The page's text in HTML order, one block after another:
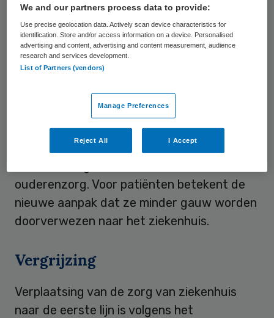
specialisten in de vorm van een zogenoemd
meekijkconsult. Zo mogelijk voeren
huisartsen onder begeleiding van een
specialist eenvoudige ingrepen zelf uit.
De overheveling van zorg naar de eerste lijn
is onder meer van toepassing op de
behandeling van chronische pijn, bepaalde
longziekten, hart- en vaatziekten,
ouderenzorg. Voor patiënten betekent de
nieuwe aanpak dat ze minder gauw worden
doorverwezen naar het ziekenhuis.
Vergrijzing
Verplaatsing van de zorg van ziekenhuis
naar de eerste lijn is volgens het
We and our partners process data to provide:
Use precise geolocation data. Actively scan device characteristics for
identification. Store and/or access information on a device. Personalised
advertising and content, advertising and content measurement, audience
research and services development.
List of Partners (vendors)
Manage Preferences
Reject All I Accept